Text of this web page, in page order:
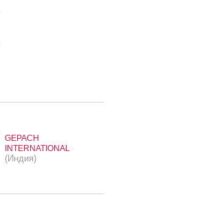
GEPACH
INTERNATIONAL
(Индия)